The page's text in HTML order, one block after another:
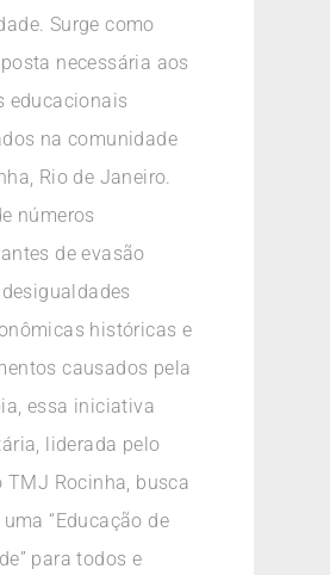
Surge como
necessária aos
educacionais
na comunidade
Rio de Janeiro.
números
de evasão
históricas e
causados pela
essa iniciativa
liderada pelo
TMJ Rocinha, busca
“Educação de
para todos e